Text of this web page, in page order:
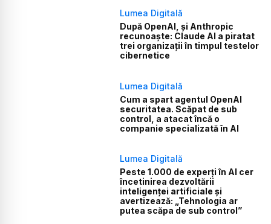
Lumea Digitală
După OpenAI, și Anthropic
recunoaște: Claude AI a piratat
trei organizații în timpul testelor
cibernetice
Lumea Digitală
Cum a spart agentul OpenAI
securitatea. Scăpat de sub
control, a atacat încă o
companie specializată în AI
Lumea Digitală
Peste 1.000 de experți în AI cer
încetinirea dezvoltării
inteligenței artificiale și
avertizează: „Tehnologia ar
putea scăpa de sub control”